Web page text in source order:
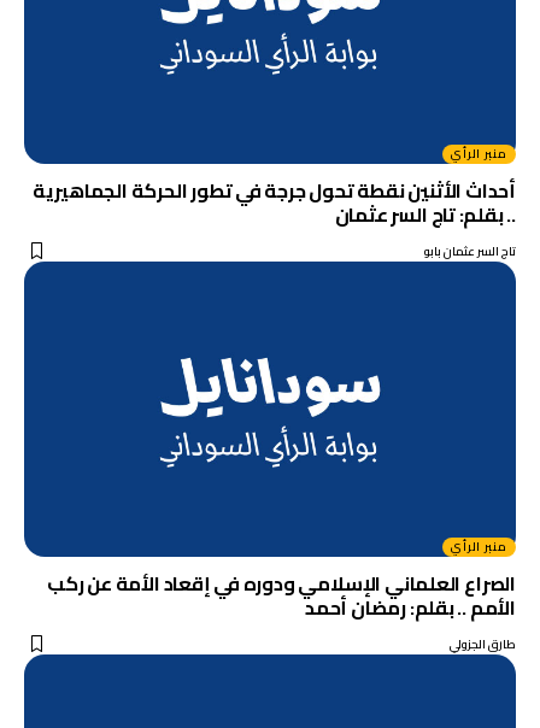
منبر الرأي
أحداث الأثنين نقطة تحول جرجة في تطور الحركة الجماهيرية
.. بقلم: تاج السر عثمان
تاج السر عثمان بابو
منبر الرأي
الصراع العلماني الإسلامي ودوره في إقعاد الأمة عن ركب
الأمم .. بقلم: رمضان أحمد
طارق الجزولي